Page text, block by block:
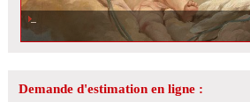
Demande d'estimation en ligne :